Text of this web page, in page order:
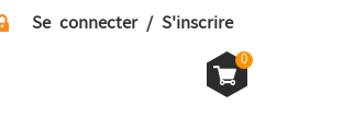
Se connecter / S'inscrire
0